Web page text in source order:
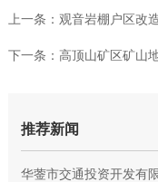
上一条： 观音岩棚户区改造
下一条： 高顶山矿区矿山地质
推荐新闻
华蓥市交通投资开发有